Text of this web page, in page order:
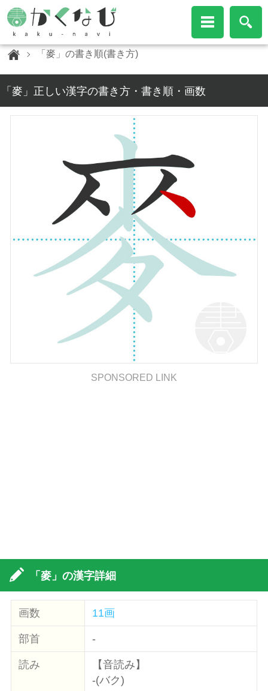
「麥」の書き順(書き方)
「麥」正しい漢字の書き方・書き順・画数
SPONSORED LINK
「麥」の漢字詳細
画数 11画
部首 -
読み
【音読み】
-(バク)